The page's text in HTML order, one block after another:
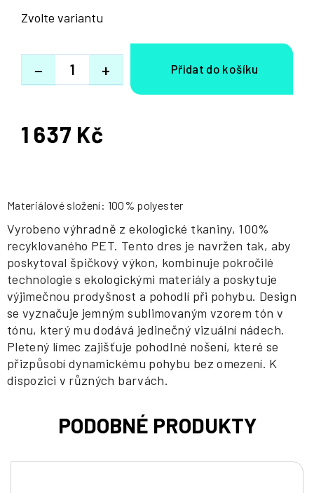
Zvolte variantu
+
−
1 637 Kč
Měrná
Materiálové složení: 100% polyester
Vyrobeno výhradně z ekologické tkaniny, 100%
recyklovaného PET. Tento dres je navržen tak, aby
poskytoval špičkový výkon, kombinuje pokročilé
technologie s ekologickými materiály a poskytuje
výjimečnou prodyšnost a pohodlí při pohybu. Design
se vyznačuje jemným sublimovaným vzorem tón v
tónu, který mu dodává jedinečný vizuální nádech.
Pletený límec zajišťuje pohodlné nošení, které se
přizpůsobí dynamickému pohybu bez omezení. K
dispozici v různých barvách.